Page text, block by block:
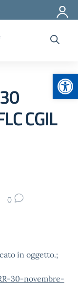
CGIL
0
in oggetto.;
30-novembre-